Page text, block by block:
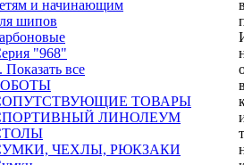
и начинающим
шипов
"968"
Показать все
ТОВАРЫ
ЛИНОЛЕУМ
ЧЕХЛЫ, РЮКЗАКИ